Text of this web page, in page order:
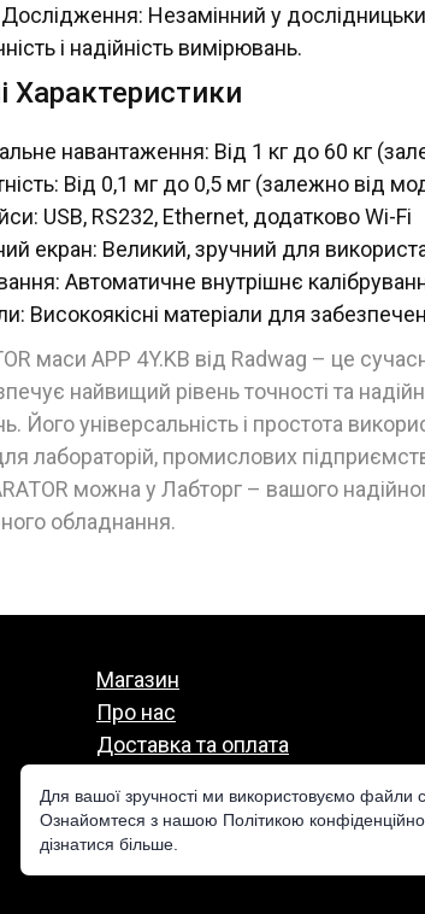
Дослідження: Незамінний у
і надійність вимірювань.
Характеристики
навантаження: Від 1 кг до 60 кг
Від 0,1 мг до 0,5 мг (залежно від
USB, RS232, Ethernet, додатково Wi-Fi
екран: Великий, зручний для
Автоматичне внутрішнє
Високоякісні матеріали для
маси APP 4Y.KB від Radwag – це
найвищий рівень точності та
Його універсальність і простота
лабораторій, промислових
можна у Лабторг – вашого
обладнання.
Магазин
Про нас
Доставка та оплата
Для вашої зручності ми використовуємо файли
Ознайомтеся з нашою Політикою
дізнатися більше.